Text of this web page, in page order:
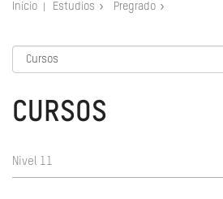
Inicio Estudios Pregrado
CURSOS
Nivel 11